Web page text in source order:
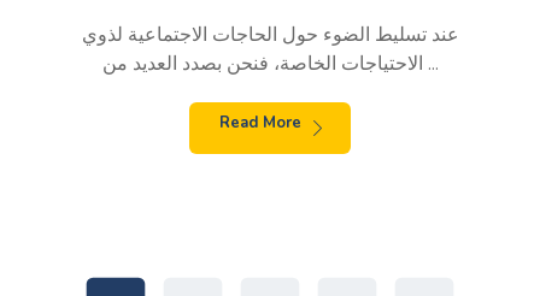
عند تسليط الضوء حول الحاجات الاجتماعية لذوي
الاحتياجات الخاصة، فنحن بصدد العديد من ...
Read More